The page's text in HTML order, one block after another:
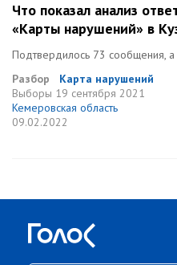
Что показал анализ
«Карты нарушений» в
Подтвердилось 73 сообщения, а
Разбор
Карта нарушений
Выборы 19 сентября 2021
Кемеровская область
09.02.2022